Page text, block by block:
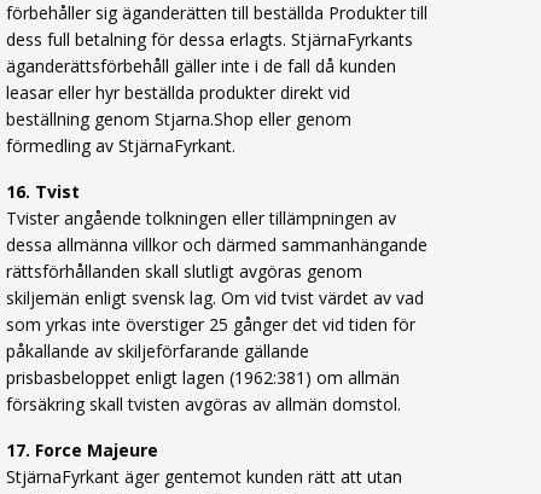
förbehåller sig äganderätten till beställda Produkter till
dess full betalning för dessa erlagts. StjärnaFyrkants
äganderättsförbehåll gäller inte i de fall då kunden
leasar eller hyr beställda produkter direkt vid
beställning genom Stjarna.Shop eller genom
förmedling av StjärnaFyrkant.
16. Tvist
Tvister angående tolkningen eller tillämpningen av
dessa allmänna villkor och därmed sammanhängande
rättsförhållanden skall slutligt avgöras genom
skiljemän enligt svensk lag. Om vid tvist värdet av vad
som yrkas inte överstiger 25 gånger det vid tiden för
påkallande av skiljeförfarande gällande
prisbasbeloppet enligt lagen (1962:381) om allmän
försäkring skall tvisten avgöras av allmän domstol.
17. Force Majeure
StjärnaFyrkant äger gentemot kunden rätt att utan